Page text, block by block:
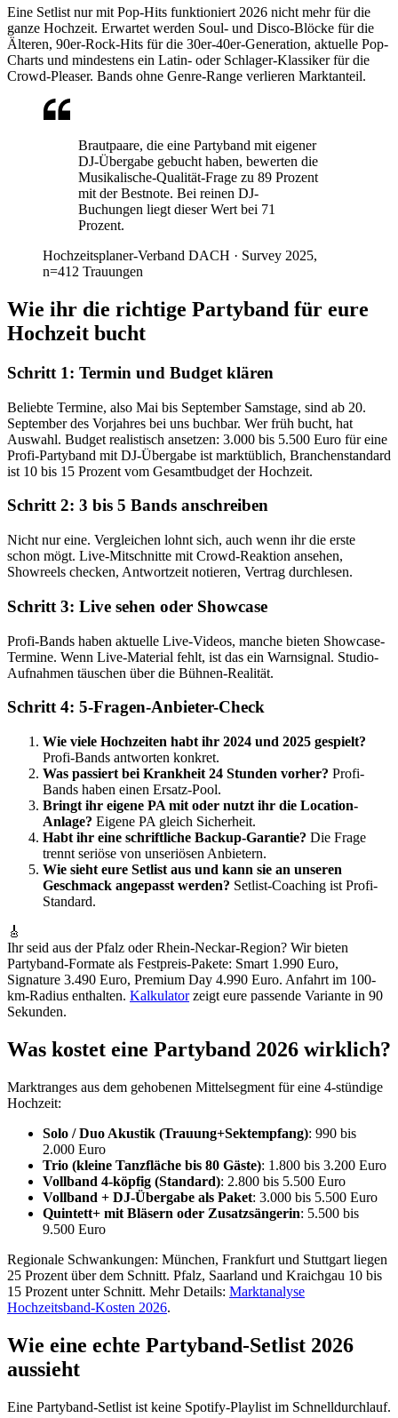
Eine Setlist nur mit Pop-Hits funktioniert 2026 nicht mehr für die
ganze Hochzeit. Erwartet werden Soul- und Disco-Blöcke für die
Älteren, 90er-Rock-Hits für die 30er-40er-Generation, aktuelle Pop-
Charts und mindestens ein Latin- oder Schlager-Klassiker für die
Crowd-Pleaser. Bands ohne Genre-Range verlieren Marktanteil.
Brautpaare, die eine Partyband mit eigener
DJ-Übergabe gebucht haben, bewerten die
Musikalische-Qualität-Frage zu 89 Prozent
mit der Bestnote. Bei reinen DJ-
Buchungen liegt dieser Wert bei 71
Prozent.
Hochzeitsplaner-Verband DACH · Survey 2025,
n=412 Trauungen
Wie ihr die richtige Partyband für eure
Hochzeit bucht
Schritt 1: Termin und Budget klären
Beliebte Termine, also Mai bis September Samstage, sind ab 20.
September des Vorjahres bei uns buchbar. Wer früh bucht, hat
Auswahl. Budget realistisch ansetzen: 3.000 bis 5.500 Euro für eine
Profi-Partyband mit DJ-Übergabe ist marktüblich, Branchenstandard
ist 10 bis 15 Prozent vom Gesamtbudget der Hochzeit.
Schritt 2: 3 bis 5 Bands anschreiben
Nicht nur eine. Vergleichen lohnt sich, auch wenn ihr die erste
schon mögt. Live-Mitschnitte mit Crowd-Reaktion ansehen,
Showreels checken, Antwortzeit notieren, Vertrag durchlesen.
Schritt 3: Live sehen oder Showcase
Profi-Bands haben aktuelle Live-Videos, manche bieten Showcase-
Termine. Wenn Live-Material fehlt, ist das ein Warnsignal. Studio-
Aufnahmen täuschen über die Bühnen-Realität.
Schritt 4: 5-Fragen-Anbieter-Check
Wie viele Hochzeiten habt ihr 2024 und 2025 gespielt?
Profi-Bands antworten konkret.
Was passiert bei Krankheit 24 Stunden vorher? Profi-
Bands haben einen Ersatz-Pool.
Bringt ihr eigene PA mit oder nutzt ihr die Location-
Anlage? Eigene PA gleich Sicherheit.
Habt ihr eine schriftliche Backup-Garantie? Die Frage
trennt seriöse von unseriösen Anbietern.
Wie sieht eure Setlist aus und kann sie an unseren
Geschmack angepasst werden? Setlist-Coaching ist Profi-
Standard.
🎸
Ihr seid aus der Pfalz oder Rhein-Neckar-Region? Wir bieten
Partyband-Formate als Festpreis-Pakete: Smart 1.990 Euro,
Signature 3.490 Euro, Premium Day 4.990 Euro. Anfahrt im 100-
km-Radius enthalten. Kalkulatorzeigt eure passende Variante in 90
Sekunden.
Was kostet eine Partyband 2026 wirklich?
Marktranges aus dem gehobenen Mittelsegment für eine 4-stündige
Hochzeit:
Solo / Duo Akustik (Trauung+Sektempfang): 990 bis
2.000 Euro
Trio (kleine Tanzfläche bis 80 Gäste): 1.800 bis 3.200 Euro
Vollband 4-köpfig (Standard): 2.800 bis 5.500 Euro
Vollband + DJ-Übergabe als Paket: 3.000 bis 5.500 Euro
Quintett+ mit Bläsern oder Zusatzsängerin: 5.500 bis
9.500 Euro
Regionale Schwankungen: München, Frankfurt und Stuttgart liegen
25 Prozent über dem Schnitt. Pfalz, Saarland und Kraichgau 10 bis
15 Prozent unter Schnitt. Mehr Details: Marktanalyse
Hochzeitsband-Kosten 2026.
Wie eine echte Partyband-Setlist 2026
aussieht
Eine Partyband-Setlist ist keine Spotify-Playlist im Schnelldurchlauf.